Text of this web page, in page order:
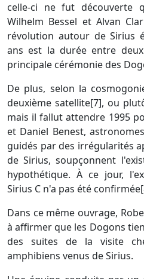
celle-ci ne fut découverte
Wilhelm Bessel et Alvan
révolution autour de Sirius
ans est la durée entre
principale cérémonie des
De plus, selon la
deuxième satellite[7], ou
mais il fallut attendre 1995
et Daniel Benest,
guidés par des irrégularités
de Sirius, soupçonnent
hypothétique. À ce jour,
Sirius C n'a pas été
Dans ce même ouvrage,
à affirmer que les Dogons
des suites de la visite
amphibiens venus de Sirius.